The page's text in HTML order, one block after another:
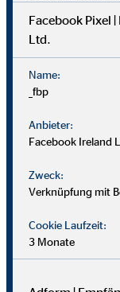
Bei uns findest du
Flexibilität.
Mittelpunkt. Dein
individuelle
unterstützt du
Entscheidungen zu
Facebook Pixel
Ltd.
Name:
_fbp
Anbieter:
Facebook Ireland
Zweck:
Verknüpfung mit
Cookie Laufzeit:
3 Monate